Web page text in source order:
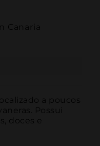
Canaria
a poucos
Possui
doces e